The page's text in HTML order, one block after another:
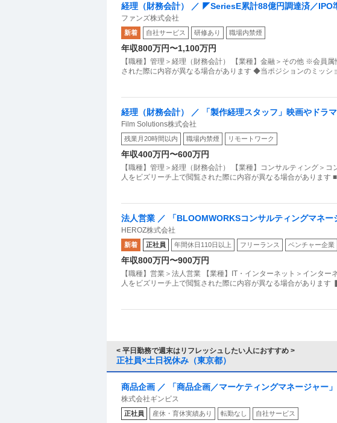
経理（財務会計） ／ ◤SeriesE累計88億円調達済／
ループ連結担当）
ファンズ株式会社
新着 自社サービス 研修あり 職場内禁煙
年収800万円〜1,100万円
【職種】管理＞経理（財務会計） 【業種】金融＞その他 ※会員
された際に内容が異なる場合があります ◆当ポジションのミッ
経理（財務会計） ／ 「製作経理スタッフ」映画やドラ
ク管理」を国際基準で代行・サポート！／リモート可／
Film Solutions株式会社
残業月20時間以内 職場内禁煙 リモートワーク
年収400万円〜600万円
【職種】管理＞経理（財務会計） 【業種】コンサルティング＞
人をビズリーチ上で閲覧された際に内容が異なる場合があります
法人営業 ／ 「BLOOMWORKSコンサルティングマネ
組み化へ／日本初のAI採用プラットフォーム推進の立役者
HEROZ株式会社
新着 正社員 年間休日110日以上 フリーランス ベンチャー企業
年収800万円〜900万円
【職種】営業＞法人営業 【業種】IT・インターネット＞インタ
人をビズリーチ上で閲覧された際に内容が異なる場合があります
< 平日勤務で週末はリフレッシュしたい人におすすめ >
正社員×土日祝休み（東京都）
商品企画 ／ 「商品企画／マーケティングマネージャー
子メーカー ギンビス「「しみチョココーン」「アスパラ
土日祝休み／転勤なし／勤務地日本橋」（株式会社ギン
株式会社ギンビス
正社員 産休・育休実績あり 転勤なし 自社サービス